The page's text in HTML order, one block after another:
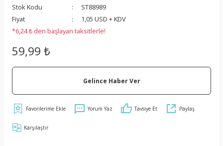
Stok Kodu
ST88989
Fiyat
1,05 USD + KDV
*6,24 ₺ den başlayan taksitlerle!
59,99 ₺
Gelince Haber Ver
Yorum Yaz Tavsiye Et Paylaş
Karşılaştır